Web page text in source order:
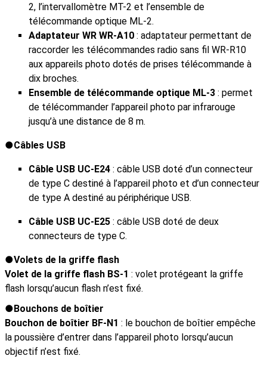
2, l’intervallomètre MT-2 et l’ensemble de
télécommande optique ML-2.
Adaptateur WR WR‑A10 : adaptateur permettant de
raccorder les télécommandes radio sans fil WR‑R10
aux appareils photo dotés de prises télécommande à
dix broches.
Ensemble de télécommande optique ML-3 : permet
de télécommander l’appareil photo par infrarouge
jusqu’à une distance de 8 m.
Câbles USB
Câble USB UC‑E24 : câble USB doté d’un connecteur
de type C destiné à l’appareil photo et d’un connecteur
de type A destiné au périphérique USB.
Câble USB UC‑E25 : câble USB doté de deux
connecteurs de type C.
Volets de la griffe flash
Volet de la griffe flash BS-1 : volet protégeant la griffe
flash lorsqu’aucun flash n’est fixé.
Bouchons de boîtier
Bouchon de boîtier BF-N1 : le bouchon de boîtier empêche
la poussière d’entrer dans l’appareil photo lorsqu’aucun
objectif n’est fixé.